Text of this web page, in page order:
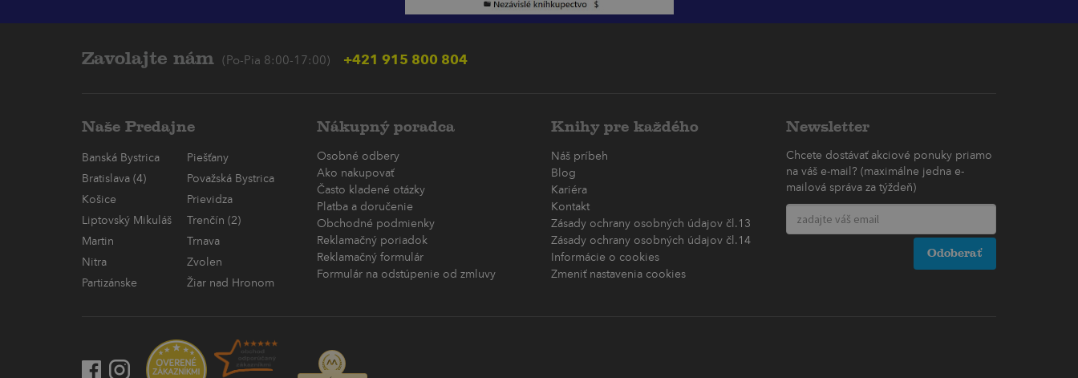
Zavolajte nám (Po-Pia 8:00-17:00) +421 915 800 804
Naše Predajne
Banská Bystrica
Piešťany
Bratislava (4)
Považská Bystrica
Košice
Prievidza
Liptovský Mikuláš
Trenčín (2)
Martin
Trnava
Nitra
Zvolen
Partizánske
Žiar nad Hronom
Nákupný poradca
Osobné odbery
Ako nakupovať
Často kladené otázky
Platba a doručenie
Obchodné podmienky
Reklamačný poriadok
Reklamačný formulár
Formulár na odstúpenie od zmluvy
Knihy pre každého
Náš príbeh
Blog
Kariéra
Kontakt
Zásady ochrany osobných údajov čl.13
Zásady ochrany osobných údajov čl.14
Informácie o cookies
Zmeniť nastavenia cookies
Newsletter
Chcete dostávať akciové ponuky priamo
na váš e-mail? (maximálne jedna e-
mailová správa za týždeň)
Odoberať